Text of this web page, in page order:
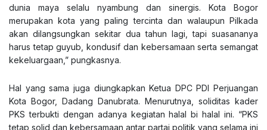
dunia maya selalu nyambung dan sinergis. Kota Bogor
merupakan kota yang paling tercinta dan walaupun Pilkada
akan dilangsungkan sekitar dua tahun lagi, tapi suasananya
harus tetap guyub, kondusif dan kebersamaan serta semangat
kekeluargaan,” pungkasnya.
Hal yang sama juga diungkapkan Ketua DPC PDI Perjuangan
Kota Bogor, Dadang Danubrata. Menurutnya, soliditas kader
PKS terbukti dengan adanya kegiatan halal bi halal ini. “PKS
tetap solid dan kebersamaan antar partai politik yang selama ini